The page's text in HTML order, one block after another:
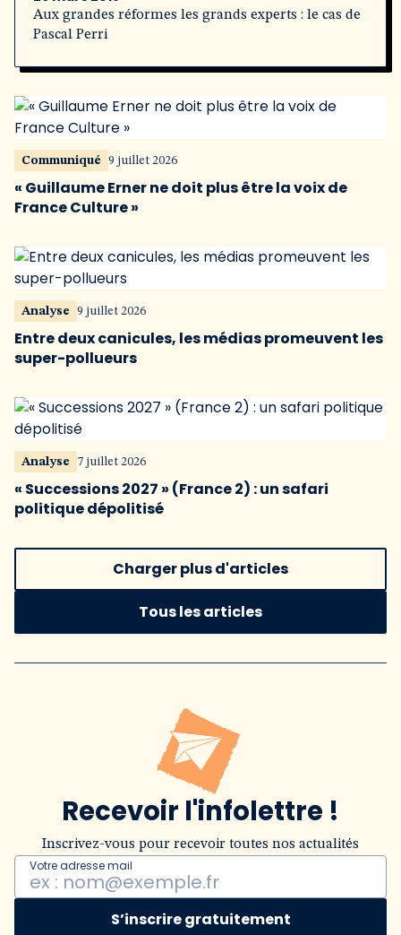
Aux grandes réformes les grands experts : le cas de
Pascal Perri
Communiqué 9 juillet 2026
« Guillaume Erner ne doit plus être la voix de
France Culture »
Analyse 9 juillet 2026
Entre deux canicules, les médias promeuvent les
super-pollueurs
Analyse 7 juillet 2026
« Successions 2027 » (France 2) : un safari
politique dépolitisé
Charger plus d'articles
Tous les articles
Recevoir l'infolettre !
Inscrivez-vous pour recevoir toutes nos actualités
Votre adresse mail
S’inscrire gratuitement